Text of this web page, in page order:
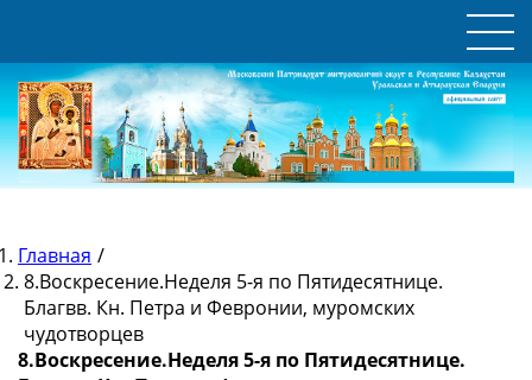
Главная /
8.Воскресение.Неделя 5-я по Пятидесятнице.
Благвв. Кн. Петра и Февронии, муромских
чудотворцев
8.Воскресение.Неделя 5-я по Пятидесятнице.